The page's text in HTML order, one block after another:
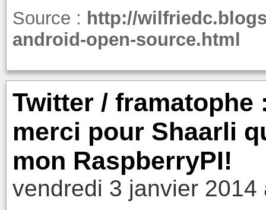
Source : http://
android-open-source.html
Twitter / framatophe
merci pour Shaarli
mon RaspberryPI!
vendredi 3 janvier 2014